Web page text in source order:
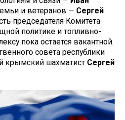
и ветеранов — Сергей
председателя Комитета
политике и топливно-
пока остается вакантной.
совета республики
крымский шахматист Сергей